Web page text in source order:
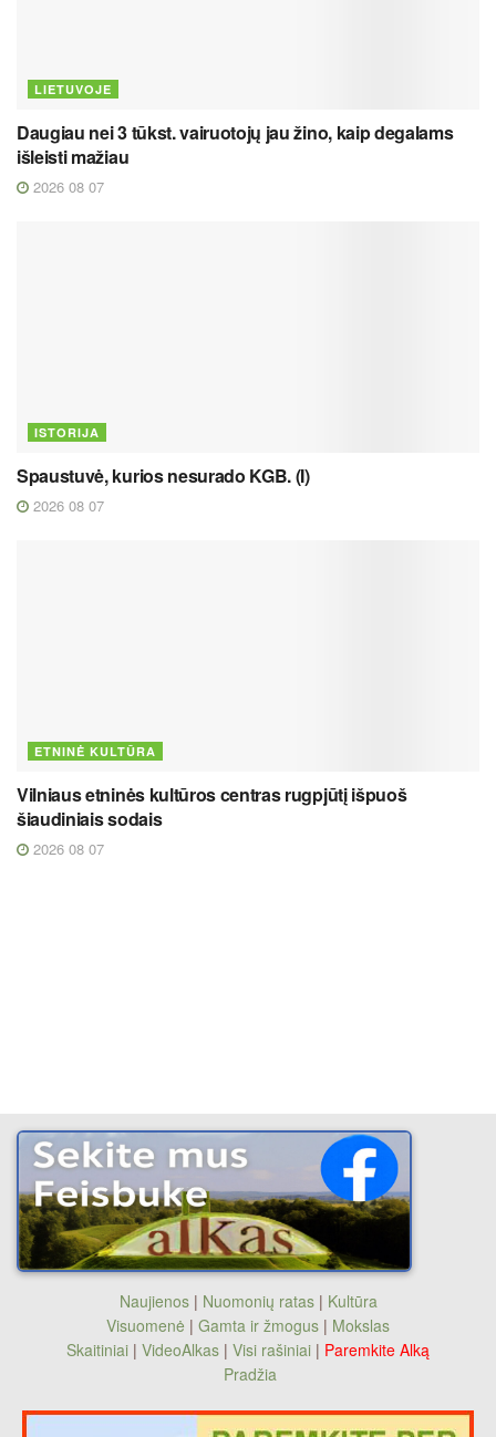
LIETUVOJE
Daugiau nei 3 tūkst. vairuotojų jau žino, kaip degalams
išleisti mažiau
2026 08 07
ISTORIJA
Spaustuvė, kurios nesurado KGB. (I)
2026 08 07
ETNINĖ KULTŪRA
Vilniaus etninės kultūros centras rugpjūtį išpuoš
šiaudiniais sodais
2026 08 07
Naujienos| Nuomonių ratas| Kultūra
Visuomenė | Gamta ir žmogus | Mokslas
Skaitiniai | VideoAlkas | Visi rašiniai | Paremkite Alką
Pradžia